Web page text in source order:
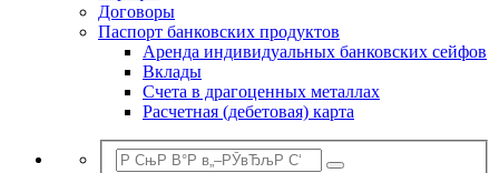
Договоры
Паспорт банковских продуктов
Аренда индивидуальных банковских сейфов
Вклады
Счета в драгоценных металлах
Расчетная (дебетовая) карта